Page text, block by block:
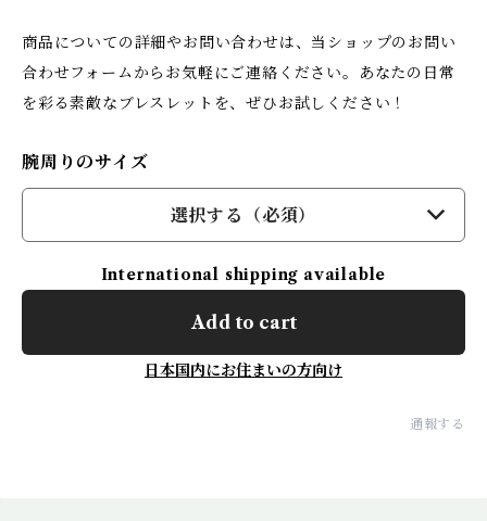
商品についての詳細やお問い合わせは、当ショップのお問い
合わせフォームからお気軽にご連絡ください。あなたの日常
を彩る素敵なブレスレットを、ぜひお試しください！
腕周りのサイズ
選択する（必須）
International shipping available
Add to cart
日本国内にお住まいの方向け
通報する